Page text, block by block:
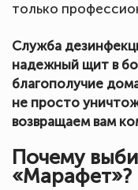
только
Служба
надежный щит в
благополучие
не просто
возвращаем вам
Почему
«Марафет»?